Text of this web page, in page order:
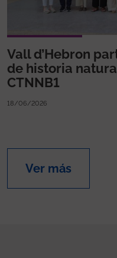
Vall d’Hebron
de historia
CTNNB1
18/06/2026
Ver más